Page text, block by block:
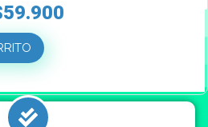
59.900